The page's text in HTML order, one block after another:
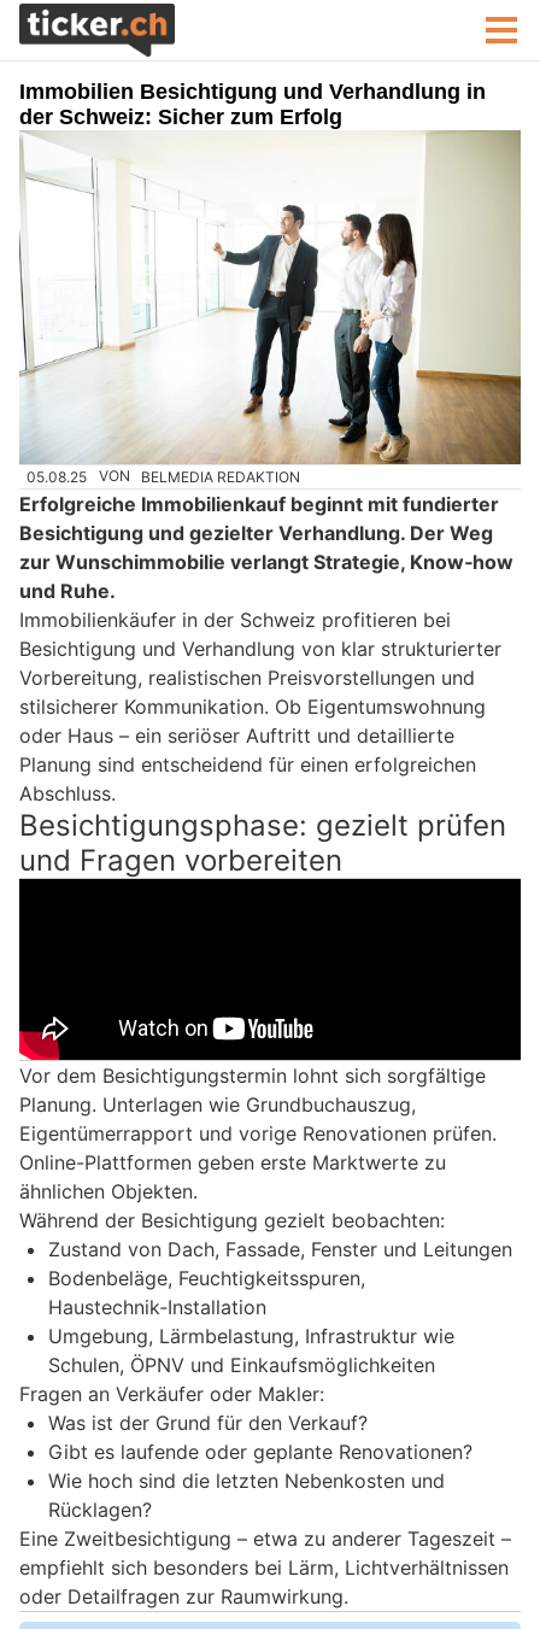
Immobilien Besichtigung und Verhandlung in
der Schweiz: Sicher zum Erfolg
05.08.25 VON BELMEDIA REDAKTION
Erfolgreiche Immobilienkauf beginnt mit fundierter
Besichtigung und gezielter Verhandlung. Der Weg
zur Wunschimmobilie verlangt Strategie, Know‑how
und Ruhe.
Immobilienkäufer in der Schweiz profitieren bei
Besichtigung und Verhandlung von klar strukturierter
Vorbereitung, realistischen Preisvorstellungen und
stilsicherer Kommunikation. Ob Eigentumswohnung
oder Haus – ein seriöser Auftritt und detaillierte
Planung sind entscheidend für einen erfolgreichen
Abschluss.
Besichtigungsphase: gezielt prüfen
und Fragen vorbereiten
Vor dem Besichtigungstermin lohnt sich sorgfältige
Planung. Unterlagen wie Grundbuchauszug,
Eigentümerrapport und vorige Renovationen prüfen.
Online-Plattformen geben erste Marktwerte zu
ähnlichen Objekten.
Während der Besichtigung gezielt beobachten:
Zustand von Dach, Fassade, Fenster und Leitungen
Bodenbeläge, Feuchtigkeitsspuren,
Haustechnik‑Installation
Umgebung, Lärmbelastung, Infrastruktur wie
Schulen, ÖPNV und Einkaufsmöglichkeiten
Fragen an Verkäufer oder Makler:
Was ist der Grund für den Verkauf?
Gibt es laufende oder geplante Renovationen?
Wie hoch sind die letzten Nebenkosten und
Rücklagen?
Eine Zweitbesichtigung – etwa zu anderer Tageszeit –
empfiehlt sich besonders bei Lärm, Lichtverhältnissen
oder Detailfragen zur Raumwirkung.